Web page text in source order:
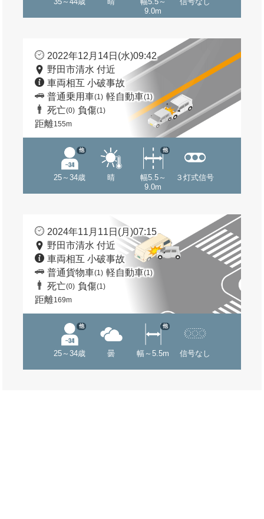
9.0m
2022年12月14日(水)09:42
野田市清水 付近
車両相互 小破事故
普通乗用車(1) 軽自動車(1)
死亡(0) 負傷(1)
距離155m
25～34歳
他
晴
幅5.5～
9.0m
他
３灯式信号
2024年11月11日(月)07:15
野田市清水 付近
車両相互 小破事故
普通貨物車(1) 軽自動車(1)
死亡(0) 負傷(1)
距離169m
25～34歳
他
曇 幅～5.5m
他
信号なし